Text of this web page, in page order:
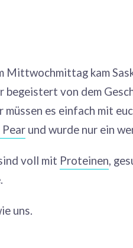
Mittwochmittag kam
von dem
es einfach mit
und wurde nur ein
voll mit Proteinen,
uns.